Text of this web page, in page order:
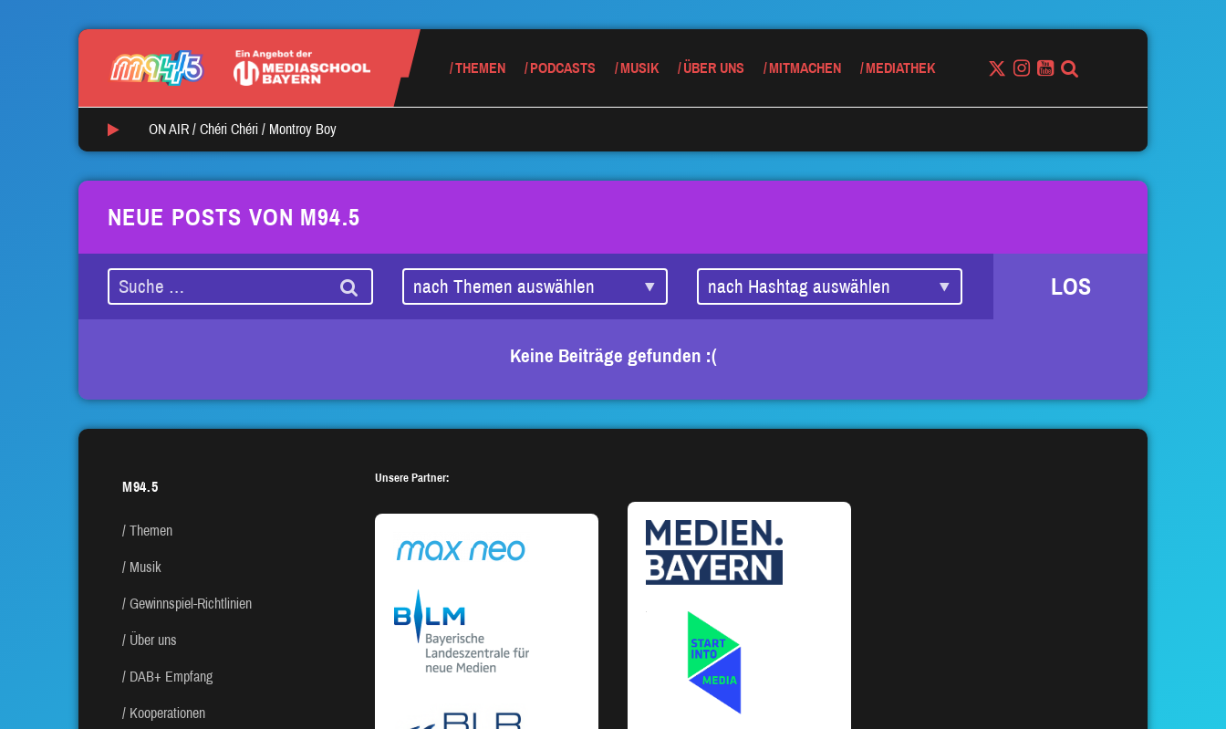
THEMEN PODCASTS MUSIK ÜBER UNS MITMACHEN MEDIATHEK
ON AIR / Chéri Chéri / Montroy Boy
NEUE POSTS VON M94.5
LOS
Keine Beiträge gefunden :(
M94.5
Themen
Musik
Gewinnspiel-Richtlinien
Über uns
DAB+ Empfang
Kooperationen
Unsere Partner: